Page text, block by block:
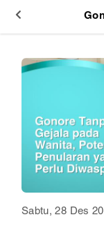
Sabtu, 28 Des